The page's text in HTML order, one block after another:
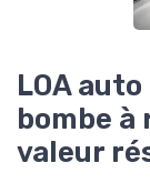
LOA
bombe à
valeur